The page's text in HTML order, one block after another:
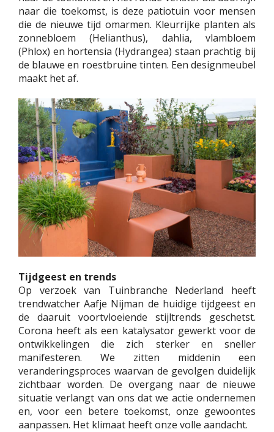
naar die toekomst, is deze patiotuin voor mensen
die de nieuwe tijd omarmen. Kleurrijke planten als
zonnebloem (Helianthus), dahlia, vlambloem
(Phlox) en hortensia (Hydrangea) staan prachtig bij
de blauwe en roestbruine tinten. Een designmeubel
maakt het af.
Tijdgeest en trends
Op verzoek van Tuinbranche Nederland heeft
trendwatcher Aafje Nijman de huidige tijdgeest en
de daaruit voortvloeiende stijltrends geschetst.
Corona heeft als een katalysator gewerkt voor de
ontwikkelingen die zich sterker en sneller
manifesteren. We zitten middenin een
veranderingsproces waarvan de gevolgen duidelijk
zichtbaar worden. De overgang naar de nieuwe
situatie verlangt van ons dat we actie ondernemen
en, voor een betere toekomst, onze gewoontes
aanpassen. Het klimaat heeft onze volle aandacht.